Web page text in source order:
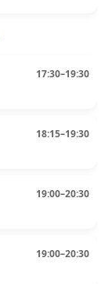
17:30–19:30
18:15–19:30
19:00–20:30
19:00–20:30